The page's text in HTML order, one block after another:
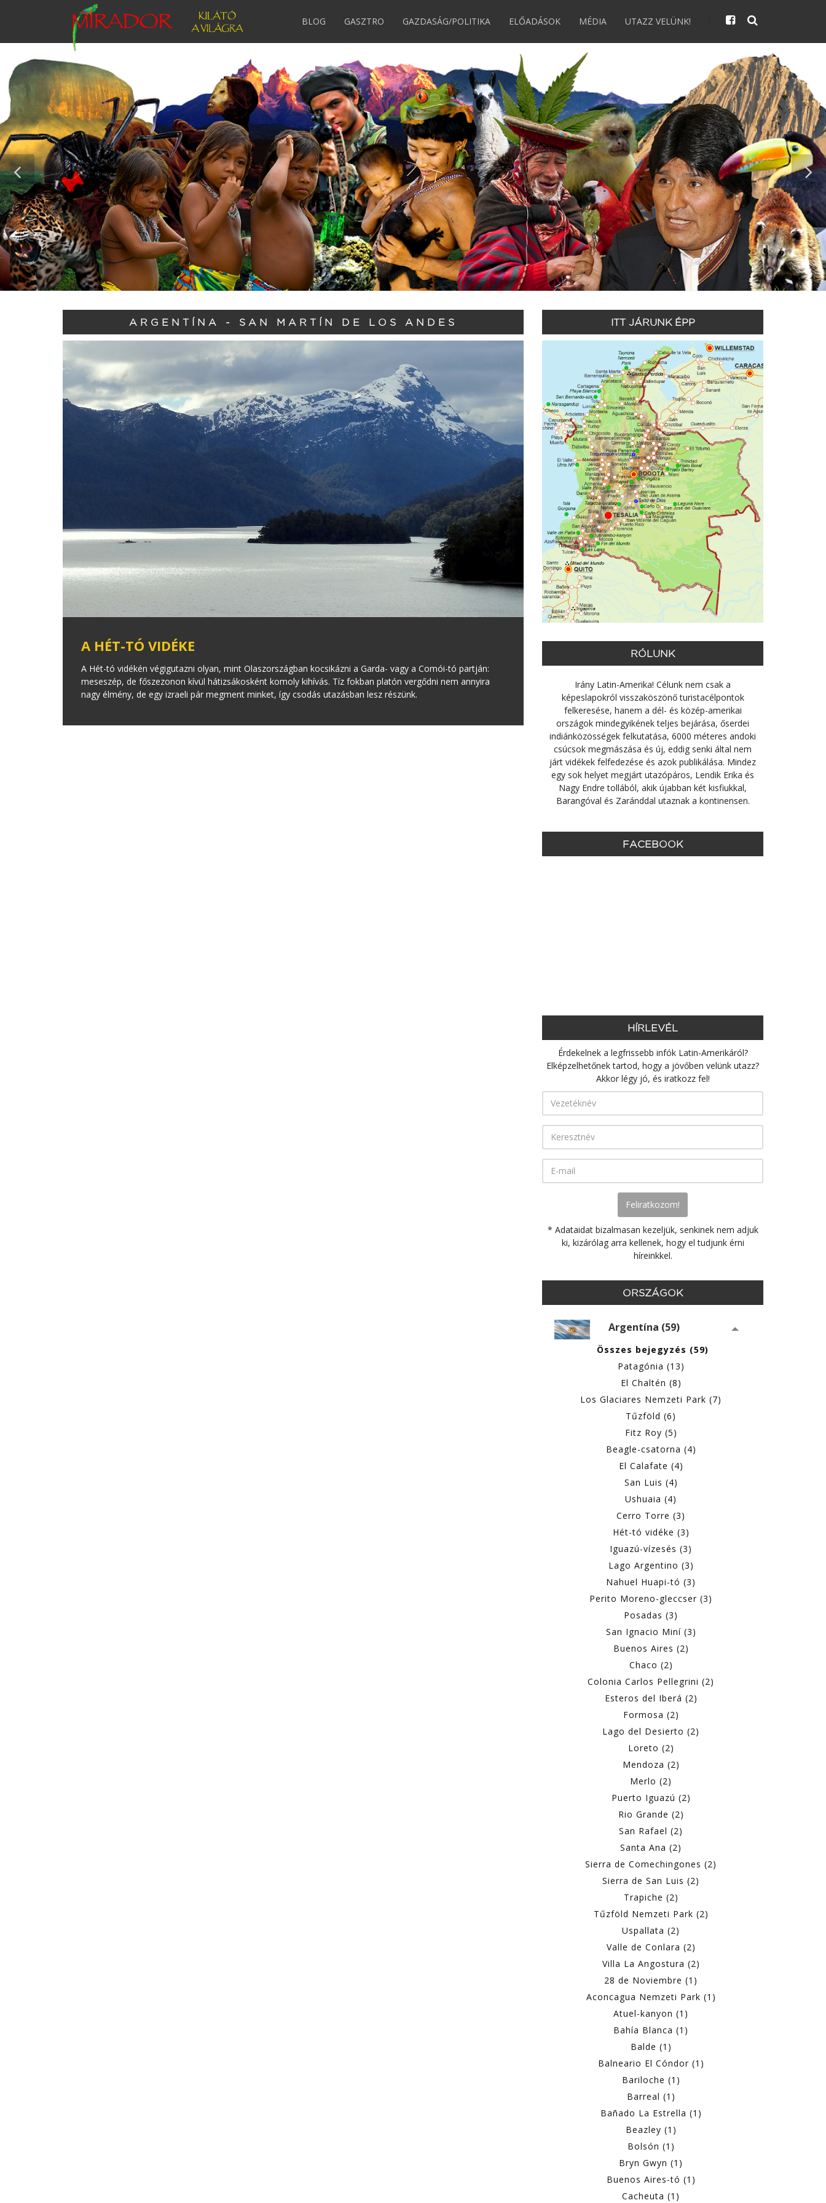
BLOG GASZTRO GAZDASÁG/POLITIKA ELŐADÁSOK MÉDIA UTAZZ VELÜNK!
ARGENTÍNA - SAN MARTÍN DE LOS ANDES
A HÉT-TÓ VIDÉKE
A Hét-tó vidékén végigutazni olyan, mint Olaszországban kocsikázni a Garda- vagy a Comói-tó partján:
meseszép, de főszezonon kívül hátizsákosként komoly kihívás. Tíz fokban platón vergődni nem annyira
nagy élmény, de egy izraeli pár megment minket, így csodás utazásban lesz részünk.
ITT JÁRUNK ÉPP
RÓLUNK
Irány Latin-Amerika! Célunk nem csak a
képeslapokról visszaköszönő turistacélpontok
felkeresése, hanem a dél- és közép-amerikai
országok mindegyikének teljes bejárása, őserdei
indiánközösségek felkutatása, 6000 méteres andoki
csúcsok megmászása és új, eddig senki által nem
járt vidékek felfedezése és azok publikálása. Mindez
egy sok helyet megjárt utazópáros, Lendik Erika és
Nagy Endre tollából, akik újabban két kisfiukkal,
Barangóval és Zaránddal utaznak a kontinensen.
FACEBOOK
HÍRLEVÉL
Érdekelnek a legfrissebb infók Latin-Amerikáról?
Elképzelhetőnek tartod, hogy a jövőben velünk utazz?
Akkor légy jó, és iratkozz fel!
* Adataidat bizalmasan kezeljük, senkinek nem adjuk
ki, kizárólag arra kellenek, hogy el tudjunk érni
híreinkkel.
ORSZÁGOK
Argentína (59)
Összes bejegyzés (59)
Patagónia (13)
El Chaltén (8)
Los Glaciares Nemzeti Park (7)
Tűzföld (6)
Fitz Roy (5)
Beagle-csatorna (4)
El Calafate (4)
San Luis (4)
Ushuaia (4)
Cerro Torre (3)
Hét-tó vidéke (3)
Iguazú-vízesés (3)
Lago Argentino (3)
Nahuel Huapi-tó (3)
Perito Moreno-gleccser (3)
Posadas (3)
San Ignacio Miní (3)
Buenos Aires (2)
Chaco (2)
Colonia Carlos Pellegrini (2)
Esteros del Iberá (2)
Formosa (2)
Lago del Desierto (2)
Loreto (2)
Mendoza (2)
Merlo (2)
Puerto Iguazú (2)
Rio Grande (2)
San Rafael (2)
Santa Ana (2)
Sierra de Comechingones (2)
Sierra de San Luis (2)
Trapiche (2)
Tűzföld Nemzeti Park (2)
Uspallata (2)
Valle de Conlara (2)
Villa La Angostura (2)
28 de Noviembre (1)
Aconcagua Nemzeti Park (1)
Atuel-kanyon (1)
Bahía Blanca (1)
Balde (1)
Balneario El Cóndor (1)
Bariloche (1)
Barreal (1)
Bañado La Estrella (1)
Beazley (1)
Bolsón (1)
Bryn Gwyn (1)
Buenos Aires-tó (1)
Cacheuta (1)